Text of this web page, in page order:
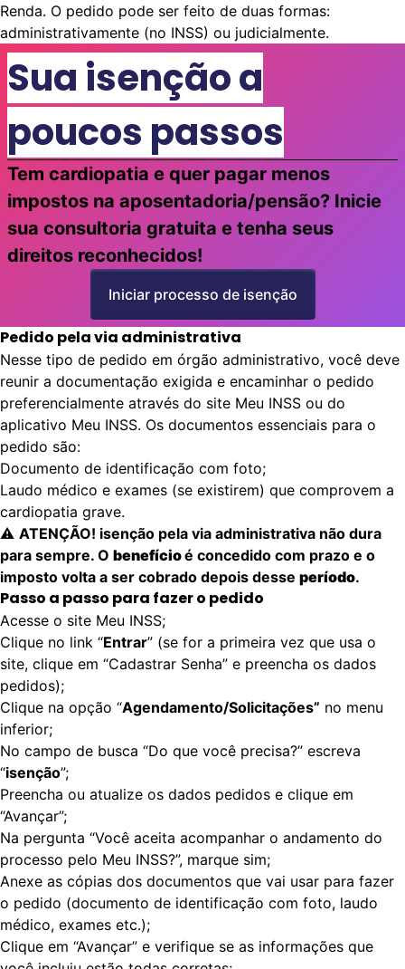
Renda. O pedido pode ser feito de duas formas:
administrativamente (no INSS) ou judicialmente.
Sua isenção a
poucos passos
Tem cardiopatia e quer pagar menos
impostos na aposentadoria/pensão? Inicie
sua consultoria gratuita e tenha seus
direitos reconhecidos!
Iniciar processo de isenção
Pedido pela via administrativa
Nesse tipo de pedido em órgão administrativo, você deve
reunir a documentação exigida e encaminhar o pedido
preferencialmente através do site Meu INSS ou do
aplicativo Meu INSS. Os documentos essenciais para o
pedido são:
Documento de identificação com foto;
Laudo médico e exames (se existirem) que comprovem a
cardiopatia grave.
⚠️ ATENÇÃO! isenção pela via administrativa não dura
para sempre. O benefícioé concedido com prazo e o
imposto volta a ser cobrado depois desse período.
Passo a passo para fazer o pedido
Acesse o site Meu INSS;
Clique no link “Entrar” (se for a primeira vez que usa o
site, clique em “Cadastrar Senha” e preencha os dados
pedidos);
Clique na opção “Agendamento/Solicitações” no menu
inferior;
No campo de busca “Do que você precisa?” escreva
“isenção”;
Preencha ou atualize os dados pedidos e clique em
“Avançar”;
Na pergunta “Você aceita acompanhar o andamento do
processo pelo Meu INSS?”, marque sim;
Anexe as cópias dos documentos que vai usar para fazer
o pedido (documento de identificação com foto, laudo
médico, exames etc.);
Clique em “Avançar” e verifique se as informações que